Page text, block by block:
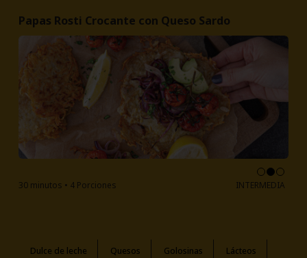
Papas Rosti Crocante con Queso Sardo
30 minutos • 4 Porciones INTERMEDIA
Dulce de leche Quesos Golosinas
Lácteos